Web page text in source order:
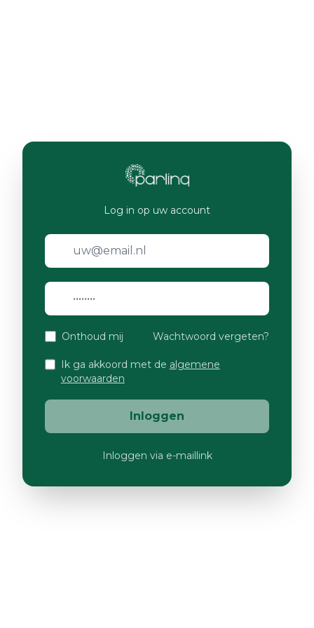
Log in op uw account
Onthoud mij Wachtwoord vergeten?
Ik ga akkoord met de algemene
voorwaarden
Inloggen
Inloggen via e-maillink